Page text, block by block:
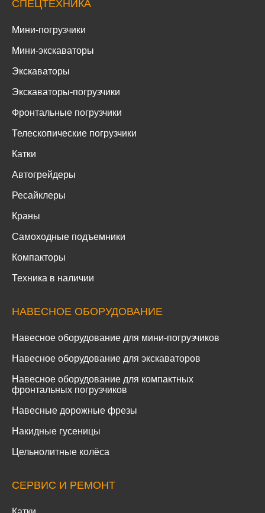
СПЕЦТЕХНИКА
Мини-погрузчики
Мини-экскаваторы
Экскаваторы
Экскаваторы-погрузчики
Фронтальные погрузчики
Телескопические погрузчики
Катки
Автогрейдеры
Ресайклеры
Краны
Самоходные подъемники
Компакторы
Техника в наличии
НАВЕСНОЕ ОБОРУДОВАНИЕ
Навесное оборудование для мини-погрузчиков
Навесное оборудование для экскаваторов
Навесное оборудование для компактных
фронтальных погрузчиков
Навесные дорожные фрезы
Накидные гусеницы
Цельнолитные колёса
СЕРВИС И РЕМОНТ